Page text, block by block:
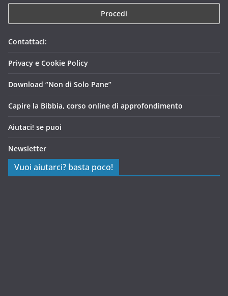
Contattaci:
Privacy e Cookie Policy
Download “Non di Solo Pane”
Capire la Bibbia, corso online di approfondimento
Aiutaci! se puoi
Newsletter
Vuoi aiutarci? basta poco!